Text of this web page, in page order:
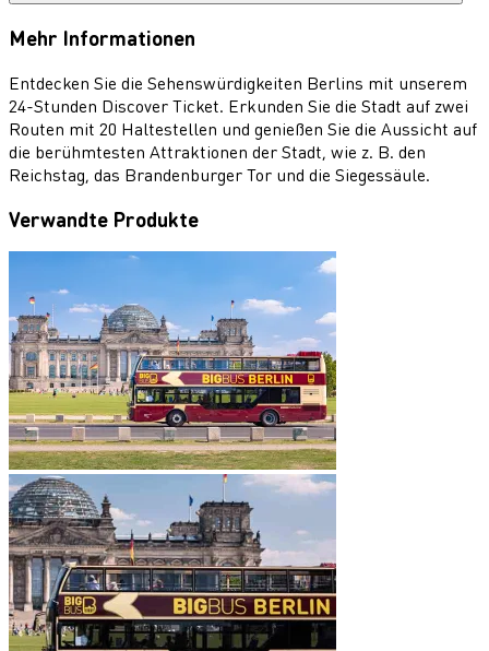
Mehr Informationen
Entdecken Sie die Sehenswürdigkeiten Berlins mit unserem
24-Stunden Discover Ticket. Erkunden Sie die Stadt auf zwei
Routen mit 20 Haltestellen und genießen Sie die Aussicht auf
die berühmtesten Attraktionen der Stadt, wie z. B. den
Reichstag, das Brandenburger Tor und die Siegessäule.
Verwandte Produkte